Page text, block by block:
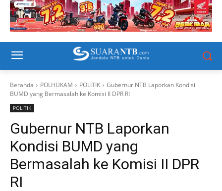
Beranda POLHUKAM POLITIK
Gubernur NTB Laporkan Kondisi
BUMD yang Bermasalah ke Komisi II DPR RI
POLITIK
Gubernur NTB Laporkan
Kondisi BUMD yang
Bermasalah ke Komisi II DPR
RI